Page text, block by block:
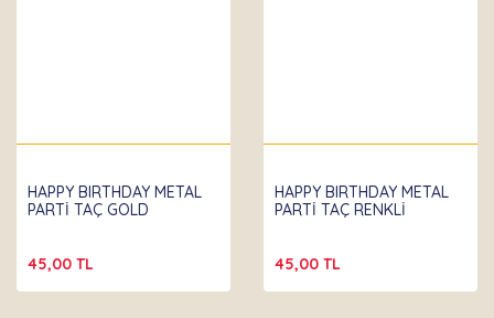
HAPPY BIRTHDAY METAL
PARTİ TAÇ GOLD
45,00 TL
HAPPY BIRTHDAY METAL
PARTİ TAÇ RENKLİ
45,00 TL